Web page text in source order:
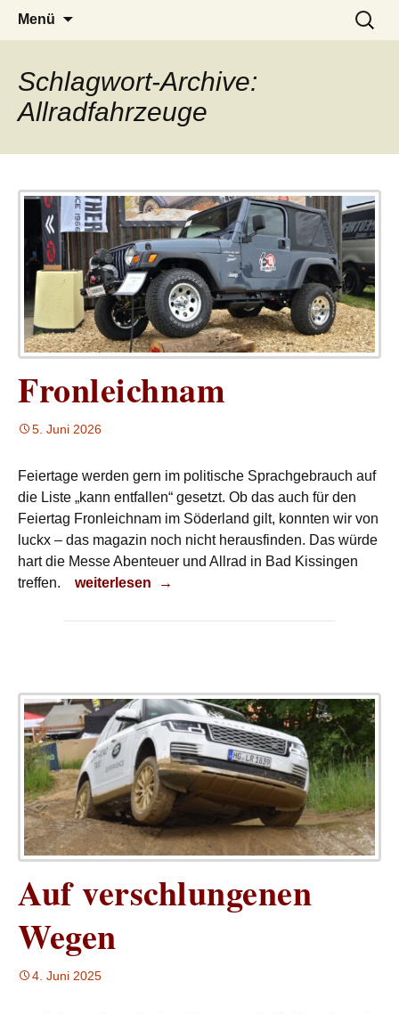
LUCKX
– das Magazin
Menü
Suchen
nach:
Schlagwort-Archive:
Allradfahrzeuge
Fronleichnam
5. Juni 2026
Feiertage werden gern im politische Sprachgebrauch auf
die Liste „kann entfallen“ gesetzt. Ob das auch für den
Feiertag Fronleichnam im Söderland gilt, konnten wir von
luckx – das magazin noch nicht herausfinden. Das würde
hart die Messe Abenteuer und Allrad in Bad Kissingen
treffen.
Fronleichnam
weiterlesen →
Auf verschlungenen
Wegen
4. Juni 2025